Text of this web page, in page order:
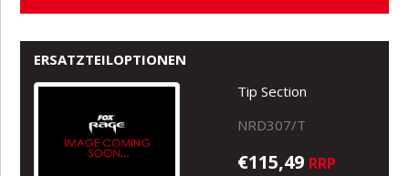
ERSATZTEILOPTIONEN
Tip Section
NRD307/T
€115,49 RRP